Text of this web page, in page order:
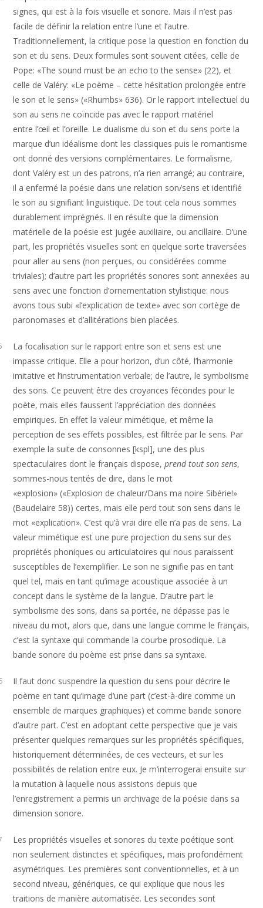
signes, qui est à la fois visuelle et sonore. Mais il n’est pas
facile de définir la relation entre l’une et l’autre.
Traditionnellement, la critique pose la question en fonction du
son et du sens. Deux formules sont souvent citées, celle de
Pope: «The sound must be an echo to the sense» (22), et
celle de Valéry: «Le poème – cette hésitation prolongée entre
le son et le sens» («Rhumbs» 636). Or le rapport intellectuel du
son au sens ne coïncide pas avec le rapport matériel
entre l’œil et l’oreille. Le dualisme du son et du sens porte la
marque d’un idéalisme dont les classiques puis le romantisme
ont donné des versions complémentaires. Le formalisme,
dont Valéry est un des patrons, n’a rien arrangé; au contraire,
il a enfermé la poésie dans une relation son/sens et identifié
le son au signifiant linguistique. De tout cela nous sommes
durablement imprégnés. Il en résulte que la dimension
matérielle de la poésie est jugée auxiliaire, ou ancillaire. D’une
part, les propriétés visuelles sont en quelque sorte traversées
pour aller au sens (non perçues, ou considérées comme
triviales); d’autre part les propriétés sonores sont annexées au
sens avec une fonction d’ornementation stylistique: nous
avons tous subi «l’explication de texte» avec son cortège de
paronomases et d’allitérations bien placées.
La focalisation sur le rapport entre son et sens est une
impasse critique. Elle a pour horizon, d’un côté, l’harmonie
imitative et l’instrumentation verbale; de l’autre, le symbolisme
des sons. Ce peuvent être des croyances fécondes pour le
poète, mais elles faussent l’appréciation des données
empiriques. En effet la valeur mimétique, et même la
perception de ses effets possibles, est filtrée par le sens. Par
exemple la suite de consonnes [kspl], une des plus
spectaculaires dont le français dispose,prend tout son sens,
sommes-nous tentés de dire, dans le mot
«explosion» («Explosion de chaleur/Dans ma noire Sibérie!»
(Baudelaire 58)) certes, mais elle perd tout son sens dans le
mot «explication». C’est qu’à vrai dire elle n’a pas de sens. La
valeur mimétique est une pure projection du sens sur des
propriétés phoniques ou articulatoires qui nous paraissent
susceptibles de l’exemplifier. Le son ne signifie pas en tant
quel tel, mais en tant qu’image acoustique associée à un
concept dans le système de la langue. D’autre part le
symbolisme des sons, dans sa portée, ne dépasse pas le
niveau du mot, alors que, dans une langue comme le français,
c’est la syntaxe qui commande la courbe prosodique. La
bande sonore du poème est prise dans sa syntaxe.
Il faut donc suspendre la question du sens pour décrire le
poème en tant qu’image d’une part (c’est-à-dire comme un
ensemble de marques graphiques) et comme bande sonore
d’autre part. C’est en adoptant cette perspective que je vais
présenter quelques remarques sur les propriétés spécifiques,
historiquement déterminées, de ces vecteurs, et sur les
possibilités de relation entre eux. Je m’interrogerai ensuite sur
la mutation à laquelle nous assistons depuis que
l’enregistrement a permis un archivage de la poésie dans sa
dimension sonore.
Les propriétés visuelles et sonores du texte poétique sont
non seulement distinctes et spécifiques, mais profondément
asymétriques. Les premières sont conventionnelles, et à un
second niveau, génériques, ce qui explique que nous les
traitions de manière automatisée. Les secondes sont